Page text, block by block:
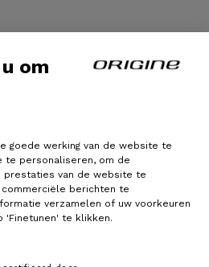
om
goede werking van de website te
te personaliseren, om de
van de website te
berichten te
verzamelen of uw voorkeuren
'Finetunen' te klikken.
Cycles